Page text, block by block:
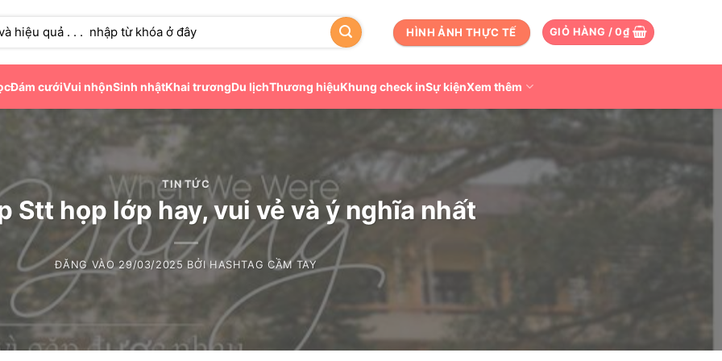
HÌNH ẢNH THỰC TẾ GIỎ HÀNG /0₫
Đám cướiVui nhộnSinh nhậtKhai trươngDu lịchThương hiệuKhung check inSự kiệnXem thêm
TIN TỨC
Stt họp lớp hay, vui vẻ và ý nghĩa nhất
ĐĂNG VÀO29/03/2025 BỞI HASHTAG CẦM TAY